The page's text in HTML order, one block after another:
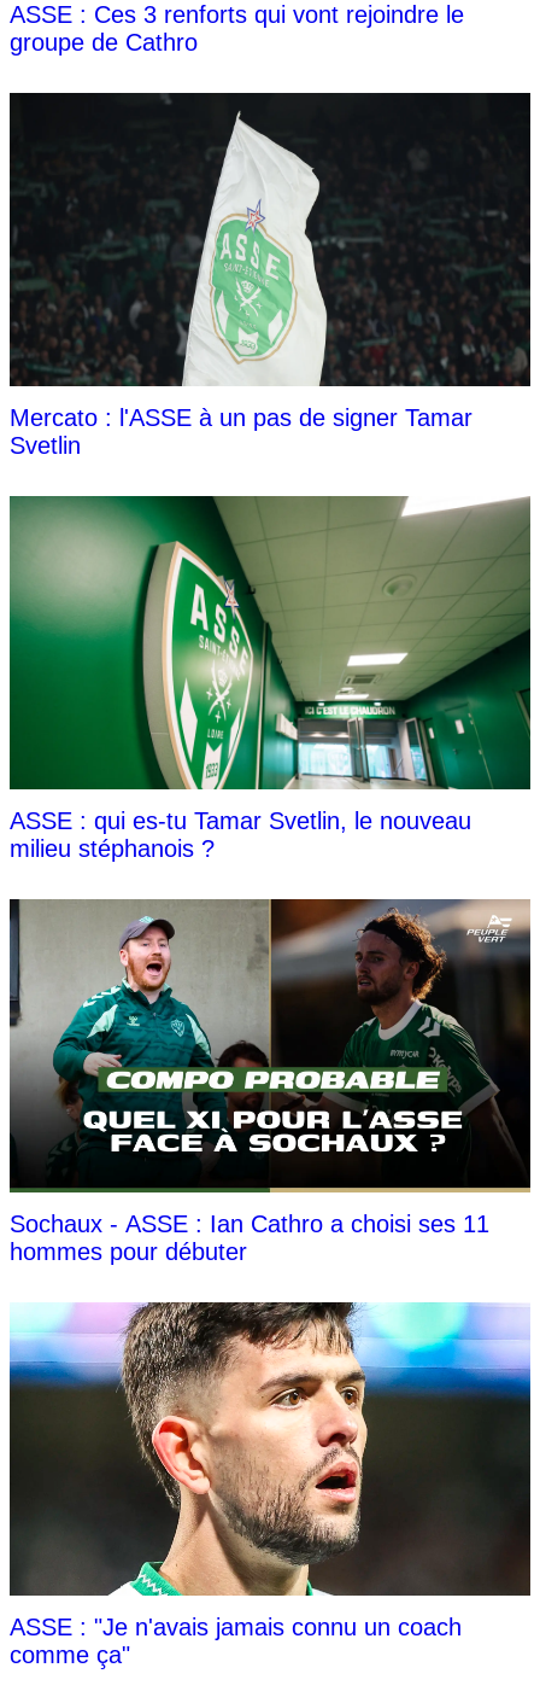
ASSE : Ces 3 renforts qui vont rejoindre le
groupe de Cathro
Mercato : l'ASSE à un pas de signer Tamar
Svetlin
ASSE : qui es-tu Tamar Svetlin, le nouveau
milieu stéphanois ?
Sochaux - ASSE : Ian Cathro a choisi ses 11
hommes pour débuter
ASSE : "Je n'avais jamais connu un coach
comme ça"